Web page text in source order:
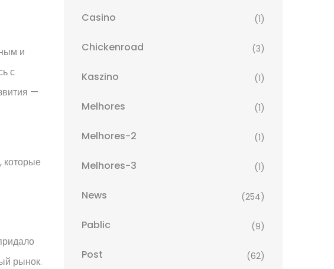
и
с
—
которые
рынок.
Casino (1)
Chickenroad (3)
Kaszino (1)
Melhores (1)
Melhores-2 (1)
Melhores-3 (1)
News (254)
Pablic (9)
Post (62)